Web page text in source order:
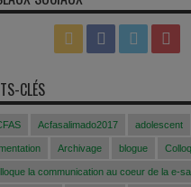
CLÉS
Acfasalimado2017 adolescent
Archivage blogue
la communication au coeur de la e-